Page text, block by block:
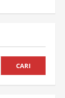
CARI